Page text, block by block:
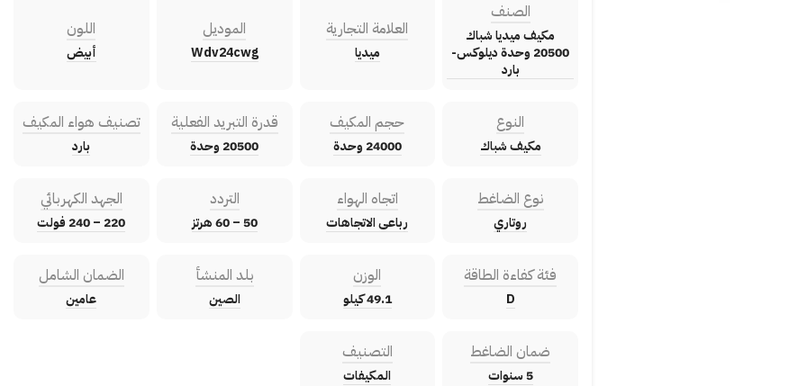
الصنف
مكيف ميديا شباك
20500 وحدة ديلوكس-
بارد
العلامة التجارية
ميديا
الموديل
Wdv24cwg
اللون
أبيض
النوع
مكيف شباك
حجم المكيف
24000 وحدة
قدرة التبريد الفعلية
20500 وحدة
تصنيف هواء المكيف
بارد
نوع الضاغط
روتاري
اتجاه الهواء
رباعى الاتجاهات
التردد
50 – 60 هرتز
الجهد الكهربائي
220 – 240 فولت
فئة كفاءة الطاقة
D
الوزن
49.1 كيلو
بلد المنشأ
الصين
الضمان الشامل
عامين
ضمان الضاغط
5 سنوات
التصنيف
المكيفات